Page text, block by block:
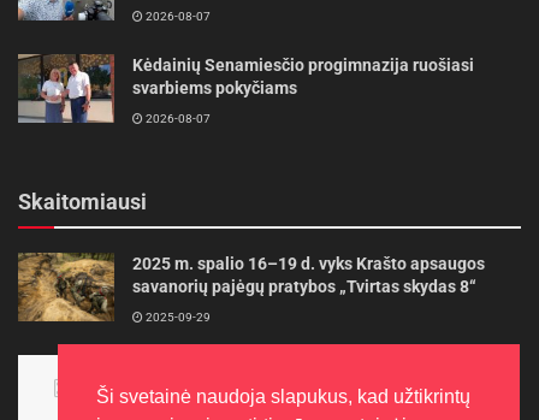
2026-08-07
Kėdainių Senamiesčio progimnazija ruošiasi
svarbiems pokyčiams
2026-08-07
Skaitomiausi
2025 m. spalio 16–19 d. vyks Krašto apsaugos
savanorių pajėgų pratybos „Tvirtas skydas 8“
2025-09-29
aukso
Ši svetainė naudoja slapukus, kad užtikrintų